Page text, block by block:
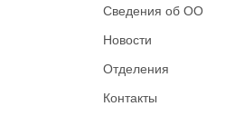
Сведения об ОО
Новости
Отделения
Контакты